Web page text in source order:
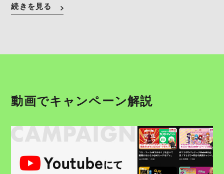
続きを見る
動画でキャンペーン解説